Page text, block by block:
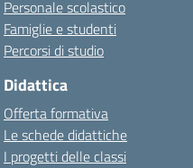
Personale scolastico
Famiglie e studenti
Percorsi di studio
Didattica
Offerta formativa
Le schede didattiche
I progetti delle classi